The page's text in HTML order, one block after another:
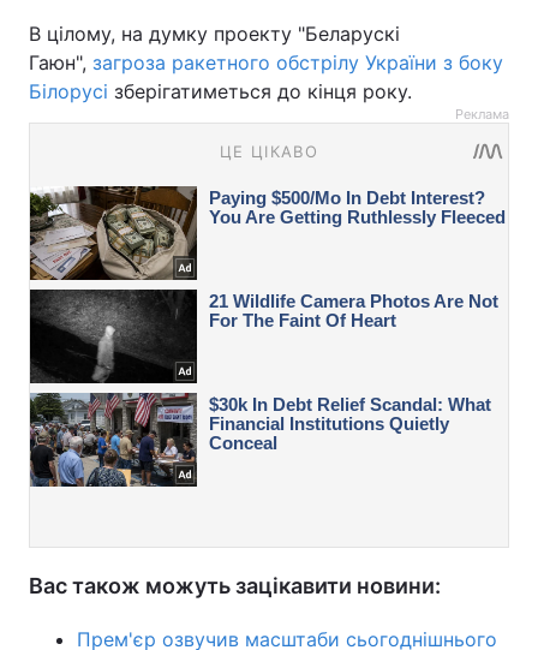
В цілому, на думку проекту "Беларускі
Гаюн", загроза ракетного обстрілу України з боку
Білорусі зберігатиметься до кінця року.
Реклама
Вас також можуть зацікавити новини:
Прем'єр озвучив масштаби сьогоднішнього